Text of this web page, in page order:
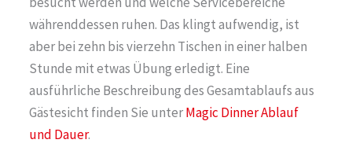
währenddessen ruhen. Das klingt aufwendig, ist
aber bei zehn bis vierzehn Tischen in einer halben
Stunde mit etwas Übung erledigt. Eine
ausführliche Beschreibung des Gesamtablaufs aus
Gästesicht finden Sie unterMagic Dinner Ablauf
und Dauer.